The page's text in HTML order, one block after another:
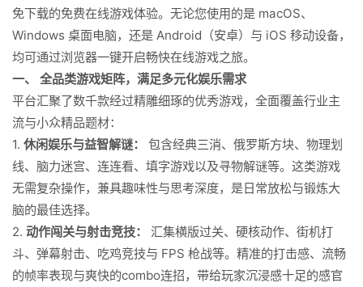
免下载的免费在线游戏体验。无论您使用的是 macOS、
Windows 桌面电脑，还是 Android（安卓）与 iOS 移动设备，
均可通过浏览器一键开启畅快在线游戏之旅。
一、 全品类游戏矩阵，满足多元化娱乐需求
平台汇聚了数千款经过精雕细琢的优秀游戏，全面覆盖行业主
流与小众精品题材：
1. 休闲娱乐与益智解谜：
包含经典三消、俄罗斯方块、物理划
线、脑力迷宫、连连看、填字游戏以及寻物解谜等。这类游戏
无需复杂操作，兼具趣味性与思考深度，是日常放松与锻炼大
脑的最佳选择。
2. 动作闯关与射击竞技：
汇集横版过关、硬核动作、街机打
斗、弹幕射击、吃鸡竞技与 FPS 枪战等。精准的打击感、流畅
的帧率表现与爽快的combo连招，带给玩家沉浸感十足的感官